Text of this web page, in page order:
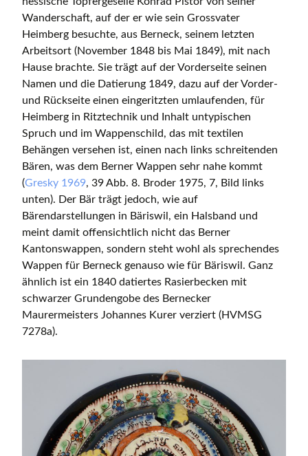
Wanderschaft, auf der er wie sein Grossvater
Heimberg besuchte, aus Berneck, seinem letzten
Arbeitsort (November 1848 bis Mai 1849), mit nach
Hause brachte. Sie trägt auf der Vorderseite seinen
Namen und die Datierung 1849, dazu auf der Vorder-
und Rückseite einen eingeritzten umlaufenden, für
Heimberg in Ritztechnik und Inhalt untypischen
Spruch und im Wappenschild, das mit textilen
Behängen versehen ist, einen nach links schreitenden
Bären, was dem Berner Wappen sehr nahe kommt
(Gresky 1969, 39 Abb. 8. Broder 1975, 7, Bild links
unten). Der Bär trägt jedoch, wie auf
Bärendarstellungen in Bäriswil, ein Halsband und
meint damit offensichtlich nicht das Berner
Kantonswappen, sondern steht wohl als sprechendes
Wappen für Berneck genauso wie für Bäriswil. Ganz
ähnlich ist ein 1840 datiertes Rasierbecken mit
schwarzer Grundengobe des Bernecker
Maurermeisters Johannes Kurer verziert (HVMSG
7278a).